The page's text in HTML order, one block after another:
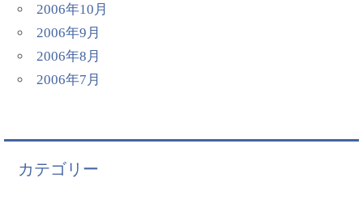
2006年10月
2006年9月
2006年8月
2006年7月
カテゴリー